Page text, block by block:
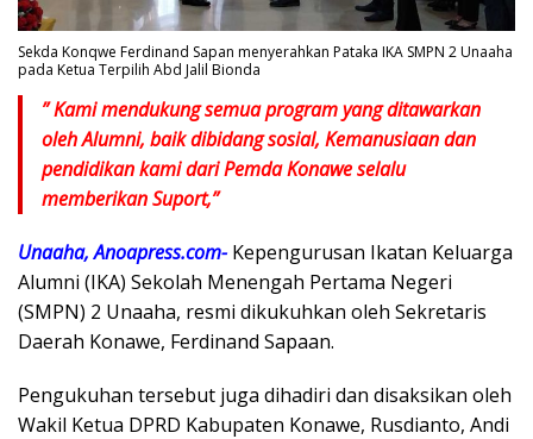
Sekda Konqwe Ferdinand Sapan menyerahkan Pataka IKA SMPN 2 Unaaha
pada Ketua Terpilih Abd Jalil Bionda
” Kami mendukung semua program yang ditawarkan
oleh Alumni, baik dibidang sosial, Kemanusiaan dan
pendidikan kami dari Pemda Konawe selalu
memberikan Suport,”
Unaaha, Anoapress.com- Kepengurusan Ikatan Keluarga
Alumni (IKA) Sekolah Menengah Pertama Negeri
(SMPN) 2 Unaaha, resmi dikukuhkan oleh Sekretaris
Daerah Konawe, Ferdinand Sapaan.
Pengukuhan tersebut juga dihadiri dan disaksikan oleh
Wakil Ketua DPRD Kabupaten Konawe, Rusdianto, Andi